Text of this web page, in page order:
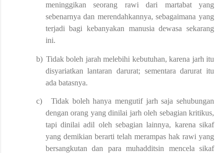
meninggikan seorang rawi dari martabat yang
sebenarnya dan merendahkannya, sebagaimana yang
terjadi bagi kebanyakan manusia dewasa sekarang
ini.
b) Tidak boleh jarah melebihi kebutuhan, karena jarh itu
disyariatkan lantaran darurat; sementara darurat itu
ada batasnya.
c)
Tidak boleh hanya mengutif jarh saja sehubungan
dengan orang yang dinilai jarh oleh sebagian kritikus,
tapi dinilai adil oleh sebagian lainnya, karena sikaf
yang demikian berarti telah merampas hak rawi yang
bersangkutan dan para muhadditsin mencela sikaf